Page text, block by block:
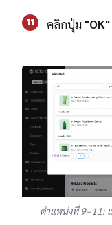
11 คลิกปุ่ม "OK"
ตำแหน่งที่ 9–11: